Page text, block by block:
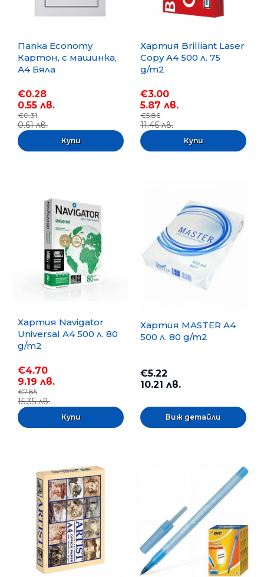
Папка Economy
Картон, с машинка,
А4 Бяла
€0.28
0.55 лв.
€0.31
0.61 лв.
Хартия Brilliant Laser
Copy A4 500 л. 75
g/m2
€3.00
5.87 лв.
€5.86
11.46 лв.
Хартия Navigator
Universal A4 500 л. 80
g/m2
€4.70
9.19 лв.
€7.85
15.35 лв.
Хартия MASTER A4
500 л. 80 g/m2
€5.22
10.21 лв.
Виж детайли